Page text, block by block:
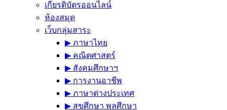
เกียรติบัตรออนไลน์
ห้องสมุด
เว็บกลุ่มสาระ
▶︎ ภาษาไทย
▶︎ คณิตศาสตร์
▶︎ สังคมศึกษาฯ
▶︎ การงานอาชีพ
▶︎ ภาษาต่างประเทศ
▶︎ สุขศึกษา พลศึกษา